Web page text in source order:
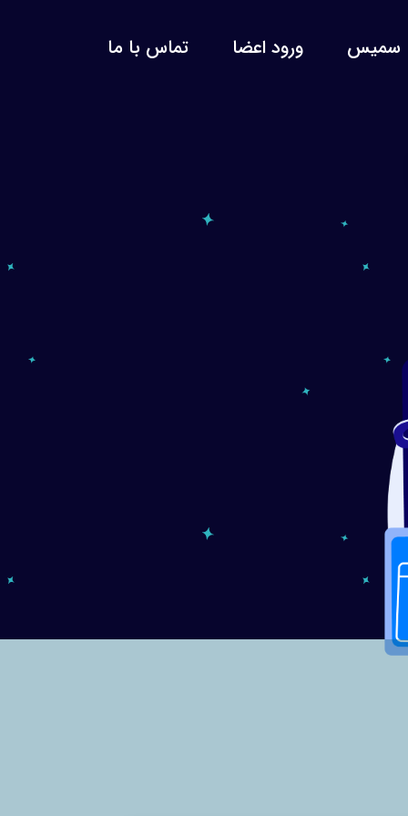
سمیس ورود اعضا تماس با ما